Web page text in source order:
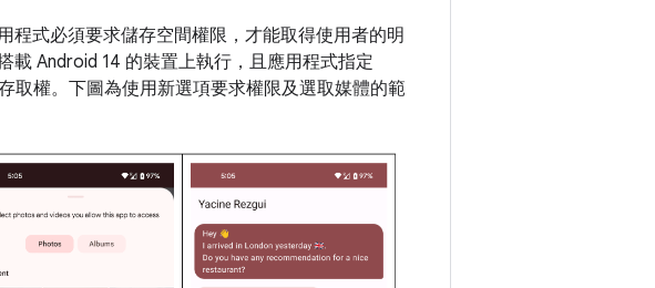
程式必須要求儲存空間權限，才能取得使用者的明
載 Android 14 的裝置上執行，且應用程式指定
取權。下圖為使用新選項要求權限及選取媒體的範